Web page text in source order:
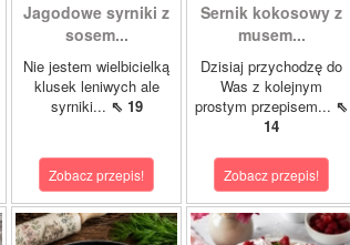
Jagodowe syrniki z
sosem...
Nie jestem wielbicielką
klusek leniwych ale
syrniki... ⇖ 19
Zobacz przepis!
Sernik kokosowy z
musem...
Dzisiaj przychodzę do
Was z kolejnym
prostym przepisem... ⇖
14
Zobacz przepis!